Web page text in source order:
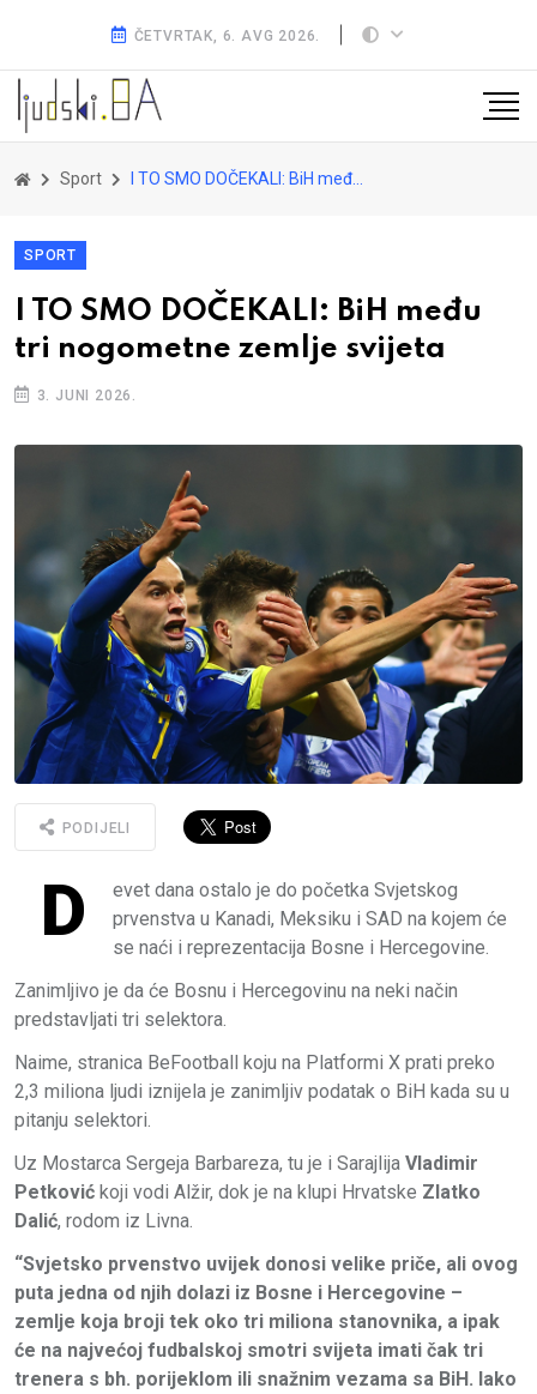
ČETVRTAK, 6. AVG 2026.
Sport I TO SMO DOČEKALI: BiH među tri nogometne zemlje svijeta
SPORT
I TO SMO DOČEKALI: BiH među
tri nogometne zemlje svijeta
3. JUNI 2026.
PODIJELI
D
evet dana ostalo je do početka Svjetskog
prvenstva u Kanadi, Meksiku i SAD na kojem će
se naći i reprezentacija Bosne i Hercegovine.
Zanimljivo je da će Bosnu i Hercegovinu na neki način
predstavljati tri selektora.
Naime, stranica BeFootball koju na Platformi X prati preko
2,3 miliona ljudi iznijela je zanimljiv podatak o BiH kada su u
pitanju selektori.
Uz Mostarca Sergeja Barbareza, tu je i Sarajlija Vladimir
Petković koji vodi Alžir, dok je na klupi Hrvatske Zlatko
Dalić, rodom iz Livna.
“Svjetsko prvenstvo uvijek donosi velike priče, ali ovog
puta jedna od njih dolazi iz Bosne i Hercegovine –
zemlje koja broji tek oko tri miliona stanovnika, a ipak
će na najvećoj fudbalskoj smotri svijeta imati čak tri
trenera s bh. porijeklom ili snažnim vezama sa BiH. Iako